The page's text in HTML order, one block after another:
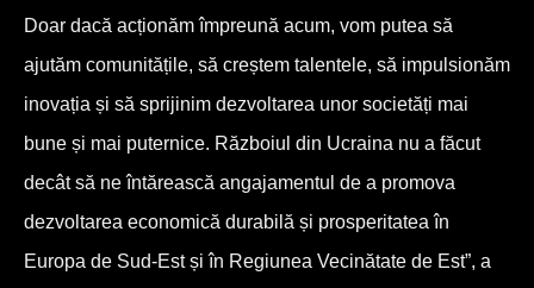
Doar dacă acționăm împreună acum, vom putea să
ajutăm comunitățile, să creștem talentele, să impulsionăm
inovația și să sprijinim dezvoltarea unor societăți mai
bune și mai puternice. Războiul din Ucraina nu a făcut
decât să ne întărească angajamentul de a promova
dezvoltarea economică durabilă și prosperitatea în
Europa de Sud-Est și în Regiunea Vecinătate de Est”, a